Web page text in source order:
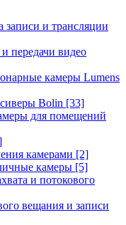
записи и трансляции
передачи видео
камеры Lumens
Bolin [33]
для помещений
камерами [2]
камеры [5]
и потокового
вещания и записи